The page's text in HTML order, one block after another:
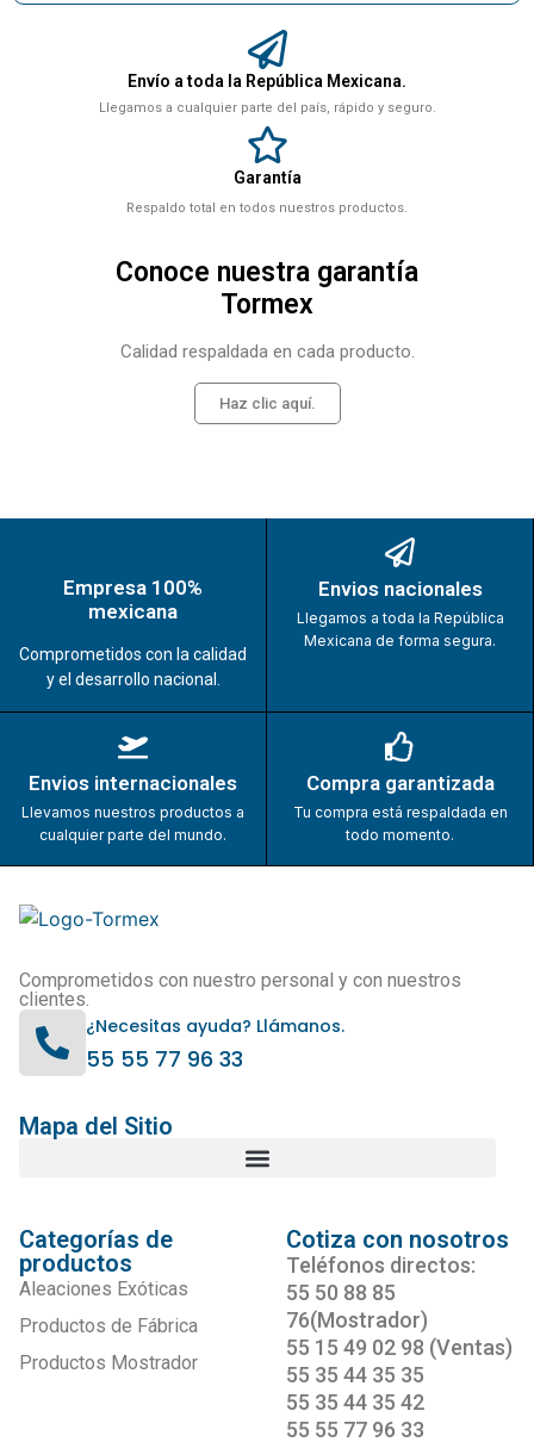
Envío a toda la República Mexicana.
Llegamos a cualquier parte del país, rápido y seguro.
Garantía
Respaldo total en todos nuestros productos.
Conoce nuestra garantía
Tormex
Calidad respaldada en cada producto.
Haz clic aquí.
Empresa 100%
mexicana
Comprometidos con la calidad
y el desarrollo nacional.
Envios nacionales
Llegamos a toda la República
Mexicana de forma segura.
Envios internacionales
Llevamos nuestros productos a
cualquier parte del mundo.
Compra garantizada
Tu compra está respaldada en
todo momento.
Comprometidos con nuestro personal y con nuestros
clientes.
¿Necesitas ayuda? Llámanos.
55 55 77 96 33
Mapa del Sitio
Categorías de
productos
Aleaciones Exóticas
Productos de Fábrica
Productos Mostrador
Cotiza con nosotros
Teléfonos directos:
55 50 88 85
76(Mostrador)
55 15 49 02 98 (Ventas)
55 35 44 35 35
55 35 44 35 42
55 55 77 96 33